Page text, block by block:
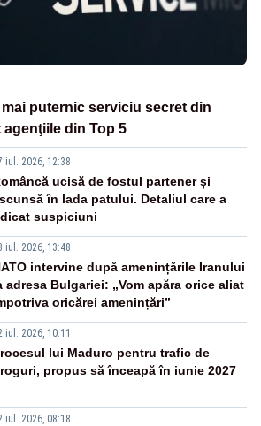
mai puternic serviciu secret din
agenţiile din Top 5
iul. 2026, 12:38
ucisă de fostul partener și
în lada patului. Detaliul care a
suspiciuni
iul. 2026, 13:48
intervine după amenințările Iranului
adresa Bulgariei: „Vom apăra orice aliat
oricărei amenințări”
iul. 2026, 10:11
lui Maduro pentru trafic de
propus să înceapă în iunie 2027
iul. 2026, 08:18